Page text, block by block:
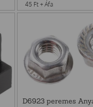
45 Ft + Áfa
D6923 peremes